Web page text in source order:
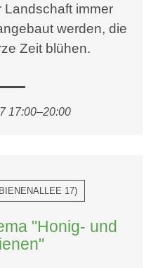
Landschaft immer
werden, die
Zeit blühen.
17:00–20:00
17)
"Honig- und